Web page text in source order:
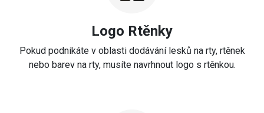
Logo Rtěnky
Pokud podnikáte v oblasti dodávání lesků na rty, rtěnek
nebo barev na rty, musíte navrhnout logo s rtěnkou.